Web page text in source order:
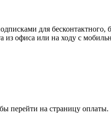
для
из офиса или на ходу с
перейти на страницу оплаты.